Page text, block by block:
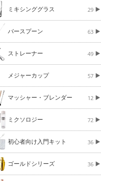
ミキシンググラス 29
バースプーン 63
ストレーナー 49
メジャーカップ 57
マッシャー・ブレンダー 12
ミクソロジー 72
初心者向け入門キット 36
ゴールドシリーズ 36